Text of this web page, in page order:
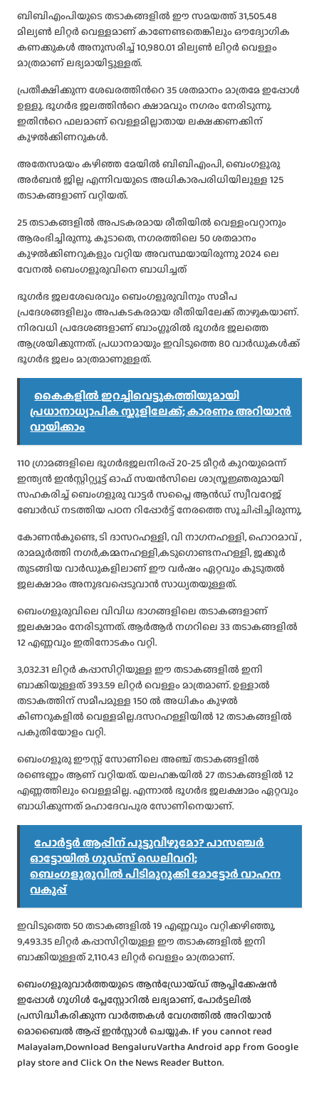
ബിബിഎംപിയുടെ തടാകങ്ങളില്‍ ഈ സമയത്ത് 31,505.48
മില്യണ്‍ ലിറ്റർ വെള്ളമാണ് കാണേണ്ടതെങ്കിലും ഔദ്യോഗിക
കണക്കുകള്‍ അനുസരിച്ച്‌ 10,980.01 മില്യണ്‍ ലിറ്റർ വെള്ളം
മാത്രമാണ് ലഭ്യമായിട്ടുള്ളത്.
പ്രതീക്ഷിക്കുന്ന ശേഖരത്തിന്‍റെ 35 ശതമാനം മാത്രമേ ഇപ്പോള്‍
ഉള്ളൂ. ഭൂഗർഭ ജലത്തിന്‍റെ ക്ഷാമവും നഗരം നേരിടുന്നു.
ഇതിന്‍റെ ഫലമാണ് വെള്ളമില്ലാതായ ലക്ഷക്കണക്കിന്
കുഴല്‍ക്കിണറുകള്‍.
അതേസമയം കഴിഞ്ഞ മേയില്‍ ബിബിഎംപി, ബെംഗളൂരു
അർബൻ ജില്ല എന്നിവയുടെ അധികാരപരിധിയിലുള്ള 125
തടാകങ്ങളാണ് വറ്റിയത്.
25 തടാകങ്ങളില്‍ അപടകരമായ രീതിയില്‍ വെള്ളംവറ്റാനും
ആരംഭിച്ചിരുന്നു. കൂടാതെ, നഗരത്തിലെ 50 ശതമാനം
കുഴല്‍ക്കിണറുകളും വറ്റിയ അവസ്ഥയായിരുന്നു 2024 ലെ
വേനല്‍ ബെംഗളൂരുവിനെ ബാധിച്ചത്
ഭൂഗർഭ ജലശേഖരവും ബെംഗളൂരുവിനും സമീപ
പ്രദേശങ്ങളിലും അപകടകരമായ രീതിയിലേക്ക് താഴുകയാണ്.
നിരവധി പ്രദേശങ്ങളാണ് ബാംഗ്ലൂരില്‍ ഭൂഗർഭ ജലത്തെ
ആശ്രയിക്കുന്നത്. പ്രധാനമായും ഇവിടുത്തെ 80 വാർഡുകള്‍ക്ക്
ഭൂഗർഭ ജലം മാത്രമാണുള്ളത്.
കൈകളിൽ ഇറച്ചിവെട്ടുകത്തിയുമായി
പ്രധാനാധ്യാപിക സ്കൂളിലേക്ക്; കാരണം അറിയാൻ
വായിക്കാം
110 ഗ്രാമങ്ങളിലെ ഭൂഗർഭജലനിരപ്പ് 20-25 മീറ്റർ കുറയുമെന്ന്
ഇന്ത്യൻ ഇൻസ്റ്റിറ്റ്യൂട്ട് ഓഫ് സയൻസിലെ ശാസ്ത്രജ്ഞരുമായി
സഹകരിച്ച്‌ ബെംഗളൂരു വാട്ടർ സപ്ലൈ ആൻഡ് സ്വീവറേജ്
ബോർഡ് നടത്തിയ പഠന റിപ്പോർട്ട് നേരത്തെ സൂചിപ്പിച്ചിരുന്നു,
കോണൻകുണ്ടെ, ടി ദാസറഹള്ളി, വി നാഗനഹള്ളി, ഹൊറമാവ് ,
രാമമൂർത്തി നഗർ,കമ്മനഹള്ളി,കടുഗൊണ്ടനഹള്ളി, ജക്കൂർ
തുടങ്ങിയ വാർഡുകളിലാണ് ഈ വർഷം ഏറ്റവും കൂടുതല്‍
ജലക്ഷാമം അനുഭവപ്പെടുവാൻ സാധ്യതയുള്ളത്.
ബെംഗളൂരുവിലെ വിവിധ ഭാഗങ്ങളിലെ തടാകങ്ങളാണ്
ജലക്ഷാമം നേരിടുന്നത്. ആർആർ നഗറിലെ 33 തടാകങ്ങളില്‍
12 എണ്ണവും ഇതിനോടകം വറ്റി.
3,032.31 ലിറ്റർ കപ്പാസിറ്റിയുള്ള ഈ തടാകങ്ങളില്‍ ഇനി
ബാക്കിയുള്ളത് 393.59 ലിറ്റർ വെള്ളം മാത്രമാണ്. ഉള്ളാല്‍
തടാകത്തിന് സമീപമുള്ള 150 ല്‍ അധികം കുഴല്‍
കിണറുകളില്‍ വെള്ളമില്ല.ദസറഹള്ളിയില്‍ 12 തടാകങ്ങളില്‍
പകുതിയോളം വറ്റി.
ബെംഗളൂരു ഈസ്റ്റ് സോണിലെ അഞ്ച് തടാകങ്ങളില്‍
രണ്ടെണ്ണം ആണ് വറ്റിയത്. യലഹങ്കയില്‍ 27 തടാകങ്ങളില്‍ 12
എണ്ണത്തിലും വെള്ളമില്ല. എന്നാല്‍ ഭൂഗർഭ ജലക്ഷാമം ഏറ്റവും
ബാധിക്കുന്നത് മഹാദേവപുര സോണിനെയാണ്.
പോർട്ടർ ആപ്പിന് പൂട്ടുവീഴുമോ? പാസഞ്ചർ
ഓട്ടോയിൽ ഗുഡ്സ് ഡെലിവറി;
ബെംഗളൂരുവിൽ പിടിമുറുക്കി മോട്ടോർ വാഹന
വകുപ്പ്
ഇവിടുത്തെ 50 തടാകങ്ങളില്‍ 19 എണ്ണവും വറ്റിക്കഴിഞ്ഞു,
9,493.35 ലിറ്റർ കപ്പാസിറ്റിയുള്ള ഈ തടാകങ്ങളില്‍ ഇനി
ബാക്കിയുള്ളത് 2,110.43 ലിറ്റർ വെള്ളം മാത്രമാണ്.
ബെംഗളൂരുവാർത്തയുടെ ആൻഡ്രോയ്ഡ് ആപ്ലിക്കേഷൻ
ഇപ്പോൾ ഗൂഗിൾ പ്ലേസ്റ്റോറിൽ ലഭ്യമാണ്, പോർട്ടലിൽ
പ്രസിദ്ധീകരിക്കുന്ന വാർത്തകൾ വേഗത്തിൽ അറിയാൻ
മൊബൈൽ ആപ്പ് ഇൻസ്റ്റാൾ ചെയ്യുക. If you cannot read
Malayalam,Download BengaluruVartha Android app from Google
play store and Click On the News Reader Button.